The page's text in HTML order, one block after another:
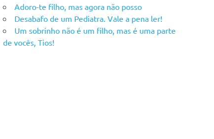
Adoro-te filho, mas agora não posso
Desabafo de um Pediatra. Vale a pena ler!
Um sobrinho não é um filho, mas é uma parte
de vocês, Tios!